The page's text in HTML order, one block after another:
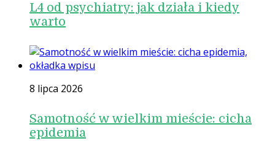
L4 od psychiatry: jak działa i kiedy
warto
8 lipca 2026
Samotność w wielkim mieście: cicha
epidemia